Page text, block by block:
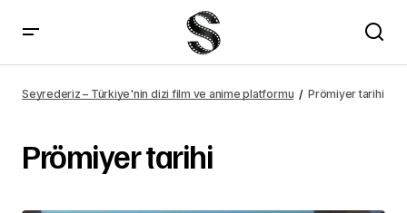
Seyrederiz – Türkiye'nin dizi film ve anime platformu Prömiyer tarihi
Prömiyer tarihi